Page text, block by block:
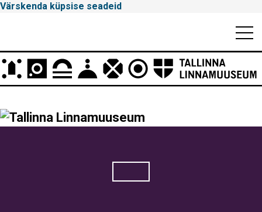
Värskenda küpsise seadeid
Peamenüü